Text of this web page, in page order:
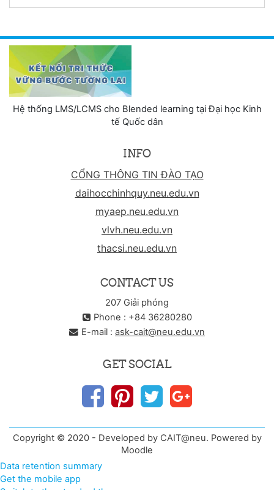
Hệ thống LMS/LCMS cho Blended learning tại Đại học Kinh
tế Quốc dân
INFO
CỔNG THÔNG TIN ĐÀO TẠO
daihocchinhquy.neu.edu.vn
myaep.neu.edu.vn
vlvh.neu.edu.vn
thacsi.neu.edu.vn
CONTACT US
207 Giải phóng
Phone : +84 36280280
E-mail : ask-cait@neu.edu.vn
GET SOCIAL
Copyright © 2020 - Developed by CAIT@neu. Powered by
Moodle
Data retention summary
Get the mobile app